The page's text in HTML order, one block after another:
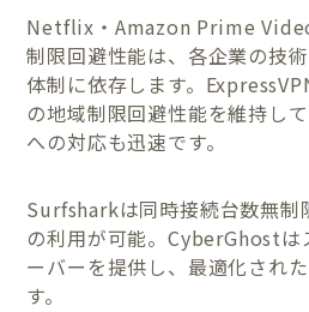
Netflix・Amazon Prime
制限回避性能は、各企業の技
体制に依存します。
の地域制限回避性能を維持し
への対応も迅速です。
Surfsharkは同時接続台数無制
の利用が可能。CyberGhostは
ーバーを提供し、最適化され
す。